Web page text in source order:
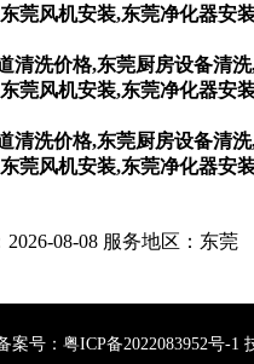
莞风机安装,东莞净化器安
清洗价格,东莞厨房设备清
莞风机安装,东莞净化器安
清洗价格,东莞厨房设备清
莞风机安装,东莞净化器安
2026-08-08 服务地区：东莞
案号： 粤ICP备2022083952号-1